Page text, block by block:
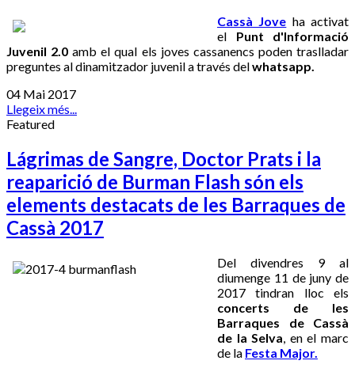
Cassà Jove ha activat
el Punt d'Informació
Juvenil 2.0 amb el qual els joves cassanencs poden traslladar
preguntes al dinamitzador juvenil a través delwhatsapp.
04 Mai 2017
Llegeix més...
Featured
Lágrimas de Sangre, Doctor Prats i la
reaparició de Burman Flash són els
elements destacats de les Barraques de
Cassà 2017
Del divendres 9 al
diumenge 11 de juny de
2017 tindran lloc els
concerts de les
Barraques de Cassà
de la Selva, en el marc
de la Festa Major.